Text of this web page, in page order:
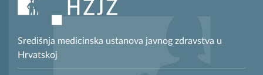
Središnja medicinska ustanova javnog zdravstva u
Hrvatskoj